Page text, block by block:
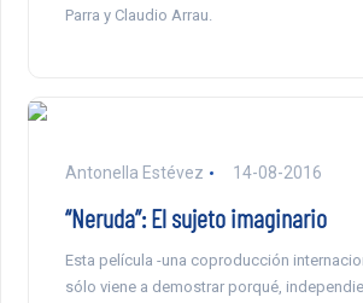
Parra y Claudio Arrau.
Antonella Estévez 14-08-2016
“Neruda”: El sujeto imaginario
Esta película -una coproducción
sólo viene a demostrar porqué,